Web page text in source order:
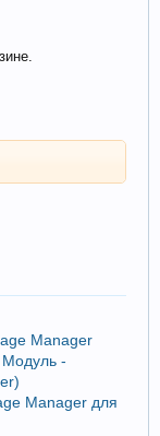
Manager
-
Manager для